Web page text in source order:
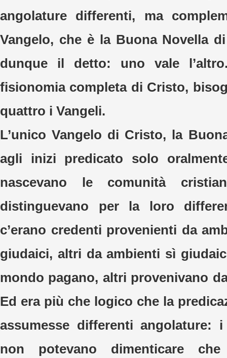
angolature differenti, ma
Vangelo, che è la Buona Novella
dunque il detto: uno vale
fisionomia completa di Cristo,
quattro i Vangeli.
L’unico Vangelo di Cristo, la
agli inizi predicato solo
nascevano le comunità
distinguevano per la loro
c’erano credenti provenienti da
giudaici, altri da ambienti sì
mondo pagano, altri provenivano
Ed era più che logico che la
assumesse differenti angolature:
non potevano dimenticare